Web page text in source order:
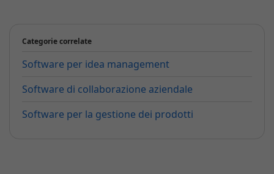
Categorie correlate
Software per idea management
Software di collaborazione aziendale
Software per la gestione dei prodotti